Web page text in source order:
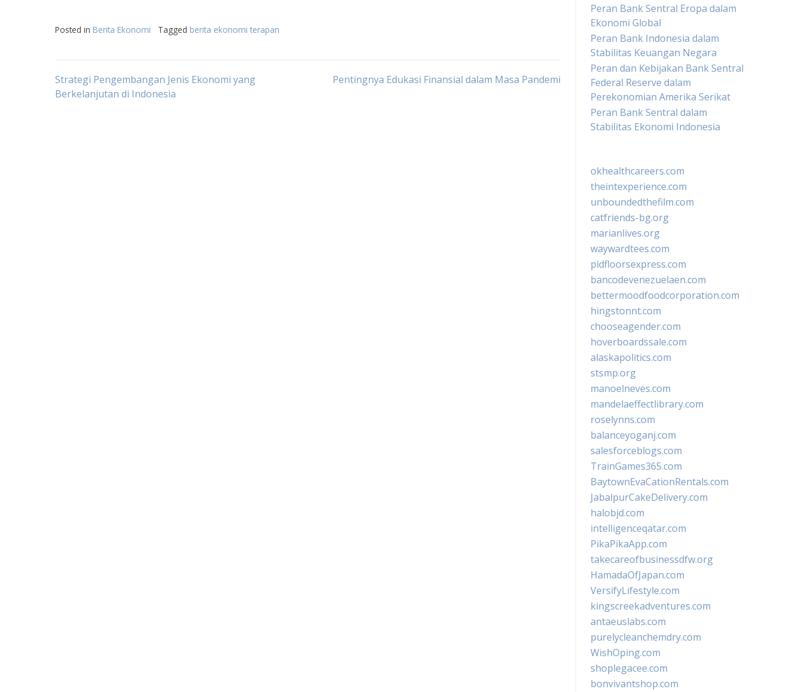
Posted in Berita Ekonomi Tagged berita ekonomi terapan
Post
Strategi Pengembangan Jenis Ekonomi yang
Berkelanjutan di Indonesia
Pentingnya Edukasi Finansial dalam Masa Pandemi
Peran Bank Sentral Eropa dalam
Ekonomi Global
Peran Bank Indonesia dalam
Stabilitas Keuangan Negara
Peran dan Kebijakan Bank Sentral
Federal Reserve dalam
Perekonomian Amerika Serikat
Peran Bank Sentral dalam
Stabilitas Ekonomi Indonesia
okhealthcareers.com
theintexperience.com
unboundedthefilm.com
catfriends-bg.org
marianlives.org
waywardtees.com
pidfloorsexpress.com
bancodevenezuelaen.com
bettermoodfoodcorporation.com
hingstonnt.com
chooseagender.com
hoverboardssale.com
alaskapolitics.com
stsmp.org
manoelneves.com
mandelaeffectlibrary.com
roselynns.com
balanceyoganj.com
salesforceblogs.com
TrainGames365.com
BaytownEvaCationRentals.com
JabalpurCakeDelivery.com
halobjd.com
intelligenceqatar.com
PikaPikaApp.com
takecareofbusinessdfw.org
HamadaOfJapan.com
VersifyLifestyle.com
kingscreekadventures.com
antaeuslabs.com
purelycleanchemdry.com
WishOping.com
shoplegacee.com
bonvivantshop.com